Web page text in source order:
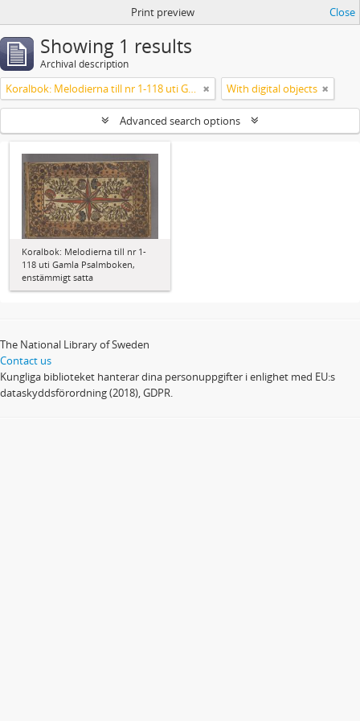
Print preview Close
Showing 1 results
Archival description
Koralbok: Melodierna till nr 1-118 uti Gamla Psalmboken, enstämmigt satta With digital objects
Advanced search options
Koralbok: Melodierna till nr 1-
118 uti Gamla Psalmboken,
enstämmigt satta
The National Library of Sweden
Contact us
Kungliga biblioteket hanterar dina personuppgifter i enlighet med EU:s
dataskyddsförordning (2018), GDPR.